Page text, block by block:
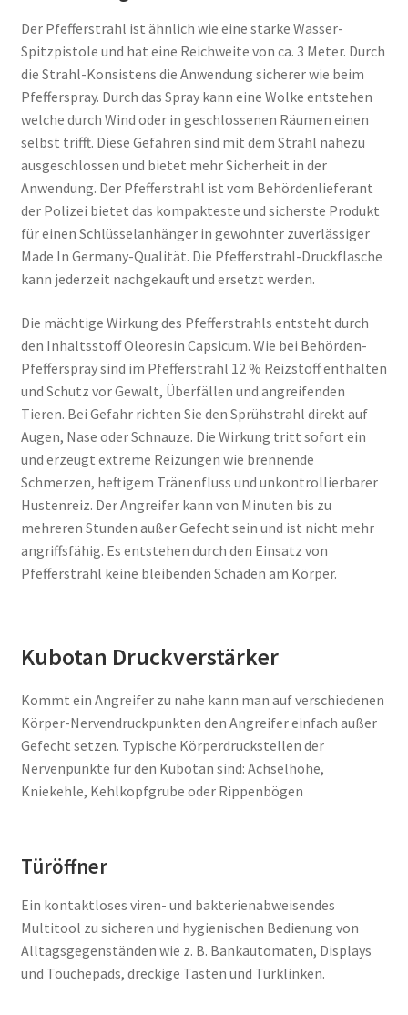
Der Pfefferstrahl ist ähnlich wie eine starke Wasser-
Spitzpistole und hat eine Reichweite von ca. 3 Meter. Durch
die Strahl-Konsistens die Anwendung sicherer wie beim
Pfefferspray. Durch das Spray kann eine Wolke entstehen
welche durch Wind oder in geschlossenen Räumen einen
selbst trifft. Diese Gefahren sind mit dem Strahl nahezu
ausgeschlossen und bietet mehr Sicherheit in der
Anwendung. Der Pfefferstrahl ist vom Behördenlieferant
der Polizei bietet das kompakteste und sicherste Produkt
für einen Schlüsselanhänger in gewohnter zuverlässiger
Made In Germany-Qualität. Die Pfefferstrahl-Druckflasche
kann jederzeit nachgekauft und ersetzt werden.
Die mächtige Wirkung des Pfefferstrahls entsteht durch
den Inhaltsstoff Oleoresin Capsicum. Wie bei Behörden-
Pfefferspray sind im Pfefferstrahl 12 % Reizstoff enthalten
und Schutz vor Gewalt, Überfällen und angreifenden
Tieren. Bei Gefahr richten Sie den Sprühstrahl direkt auf
Augen, Nase oder Schnauze. Die Wirkung tritt sofort ein
und erzeugt extreme Reizungen wie brennende
Schmerzen, heftigem Tränenfluss und unkontrollierbarer
Hustenreiz. Der Angreifer kann von Minuten bis zu
mehreren Stunden außer Gefecht sein und ist nicht mehr
angriffsfähig. Es entstehen durch den Einsatz von
Pfefferstrahl keine bleibenden Schäden am Körper.
Kubotan Druckverstärker
Kommt ein Angreifer zu nahe kann man auf verschiedenen
Körper-Nervendruckpunkten den Angreifer einfach außer
Gefecht setzen. Typische Körperdruckstellen der
Nervenpunkte für den Kubotan sind: Achselhöhe,
Kniekehle, Kehlkopfgrube oder Rippenbögen
Türöffner
Ein kontaktloses viren- und bakterienabweisendes
Multitool zu sicheren und hygienischen Bedienung von
Alltagsgegenständen wie z. B. Bankautomaten, Displays
und Touchepads, dreckige Tasten und Türklinken.